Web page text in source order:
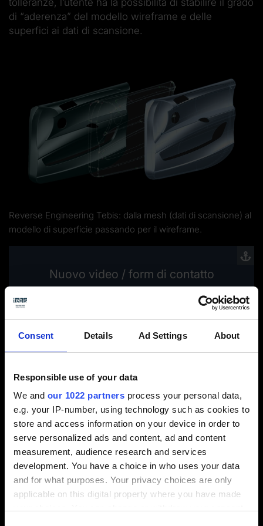
Consent Details Ad Settings About
Responsible use of your data
We and our 1022 partners process your personal data,
e.g. your IP-number, using technology such as cookies to
store and access information on your device in order to
serve personalized ads and content, ad and content
measurement, audience research and services
development. You have a choice in who uses your data
and for what purposes. Your privacy choices are only
applicable on this digital property where you have made
tolleranze, l’utente ha la possibilità di stabilire il grado
di “aderenza” del modello wireframe e delle
superfici ai dati di scansione.
Reverse Engineering Tebis: dalla mesh (dati di scansione) al
modello di superficie passando per il wireframe.
Nuovo video / form di contatto
Seleziona le preferenze dei cookies per attivare
Dal wireframe al modello di superficie in modo automatico:
stabilire il grado di aderenza del wireframe, progettare le
curve, calcolare le superfici e valutarne la qualità, tutto in un
batter d’occhio.